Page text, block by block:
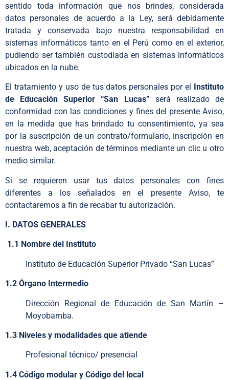
sentido toda información que nos brindes, considerada
datos personales de acuerdo a la Ley, será debidamente
tratada y conservada bajo nuestra responsabilidad en
sistemas informáticos tanto en el Perú como en el exterior,
pudiendo ser también custodiada en sistemas informáticos
ubicados en la nube.
El tratamiento y uso de tus datos personales por el
Instituto
de Educación Superior “San Lucas” será realizado de
conformidad con las condiciones y fines del presente Aviso,
en la medida que has brindado tu consentimiento, ya sea
por la suscripción de un contrato/formulario, inscripción en
nuestra web, aceptación de términos mediante un clic u otro
medio similar.
Si se requieren usar tus datos personales con fines
diferentes a los señalados en el presente Aviso, te
contactaremos a fin de recabar tu autorización.
I. DATOS GENERALES
1.1 Nombre del Instituto
Instituto de Educación Superior Privado “San Lucas”
1.2 Órgano Intermedio
Dirección Regional de Educación de San Martín –
Moyobamba.
1.3 Niveles y modalidades que atiende
Profesional técnico/ presencial
1.4 Código modular y Código del local